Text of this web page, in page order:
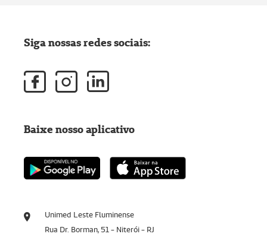
Unimed Leste Fluminense
Rua Dr. Borman, 51 - Niterói - RJ
Siga nossas redes sociais:
Baixe nosso aplicativo